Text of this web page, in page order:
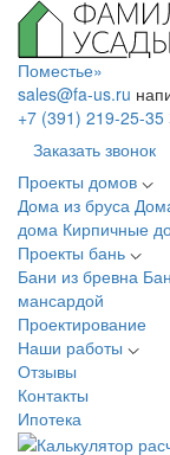
Поместье»
sales@fa-us.ru
+7 (391) 219-25-35
Заказать звонок
Проекты домов
Дома из бруса
дома Кирпичные
Проекты бань
Бани из бревна
мансардой
Проектирование
Наши работы
Отзывы
Контакты
Ипотека